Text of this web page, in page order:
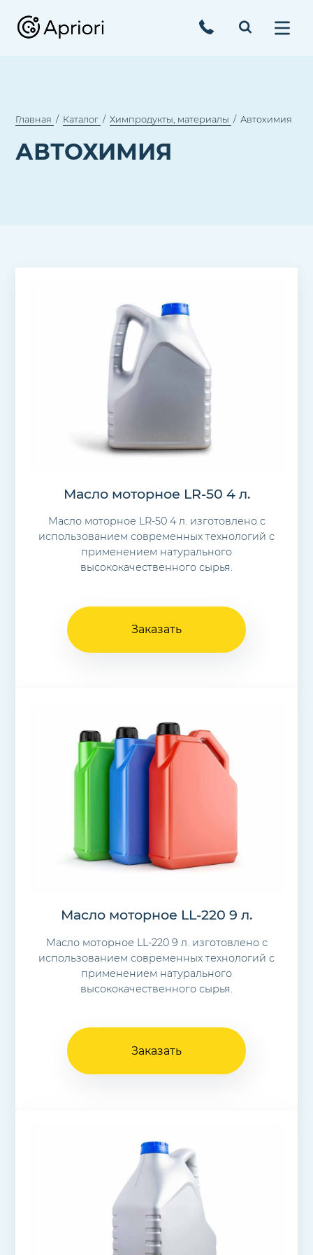
Главная Каталог Химпродукты, материалы Автохимия
АВТОХИМИЯ
Масло моторное LR-50 4 л.
Масло моторное LR-50 4 л. изготовлено с
использованием современных технологий с
применением натурального
высококачественного сырья.
Заказать
Масло моторное LL-220 9 л.
Масло моторное LL-220 9 л. изготовлено с
использованием современных технологий с
применением натурального
высококачественного сырья.
Заказать